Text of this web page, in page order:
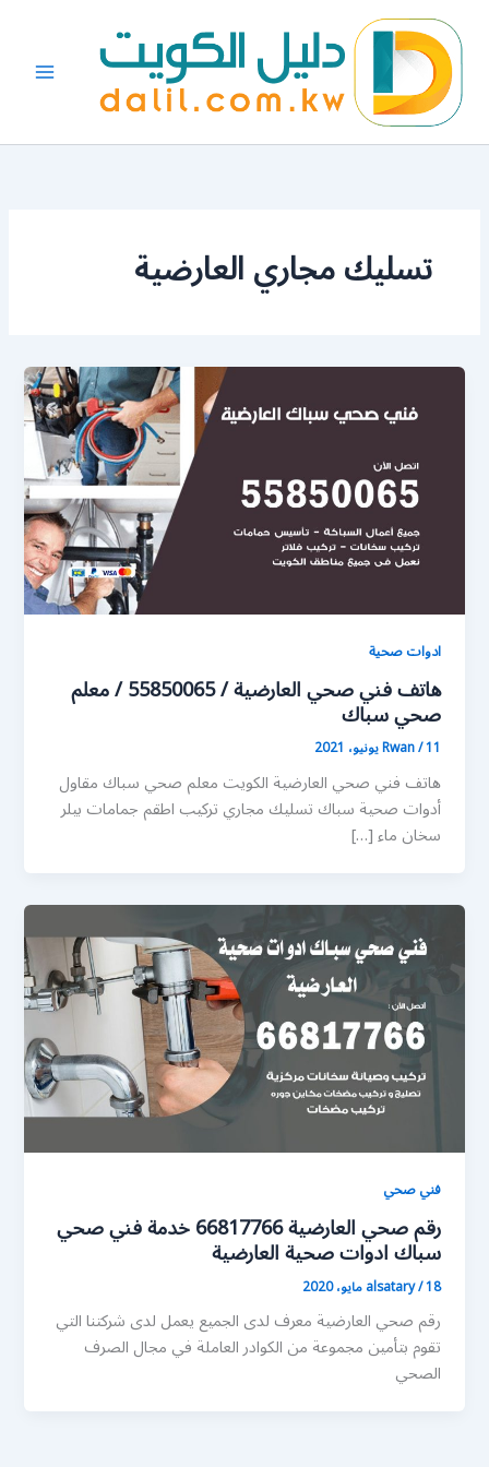
المحتوى
تسليك مجاري العارضية
ادوات صحية
هاتف فني صحي العارضية / 55850065 / معلم
صحي سباك
Rwan/11 يونيو، 2021
هاتف فني صحي العارضية الكويت معلم صحي سباك مقاول
أدوات صحية سباك تسليك مجاري تركيب اطقم جمامات بيلر
سخان ماء […]
فني صحي
رقم صحي العارضية 66817766 خدمة فني صحي
سباك ادوات صحية العارضية
alsatary/18 مايو، 2020
رقم صحي العارضية معرف لدى الجميع يعمل لدى شركتنا التي
تقوم بتأمين مجموعة من الكوادر العاملة في مجال الصرف
الصحي